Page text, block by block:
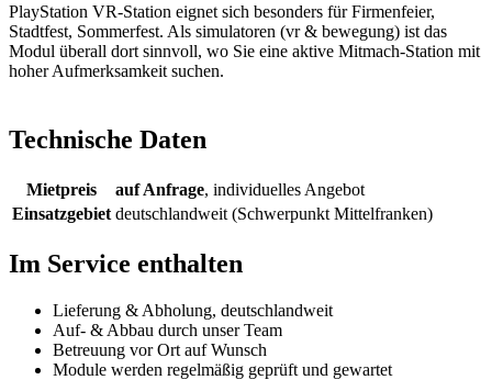
PlayStation VR-Station eignet sich besonders für Firmenfeier,
Stadtfest, Sommerfest. Als simulatoren (vr & bewegung) ist das
Modul überall dort sinnvoll, wo Sie eine aktive Mitmach-Station mit
hoher Aufmerksamkeit suchen.
Technische Daten
Mietpreis auf Anfrage, individuelles Angebot
Einsatzgebiet deutschlandweit (Schwerpunkt Mittelfranken)
Im Service enthalten
Lieferung & Abholung, deutschlandweit
Auf- & Abbau durch unser Team
Betreuung vor Ort auf Wunsch
Module werden regelmäßig geprüft und gewartet